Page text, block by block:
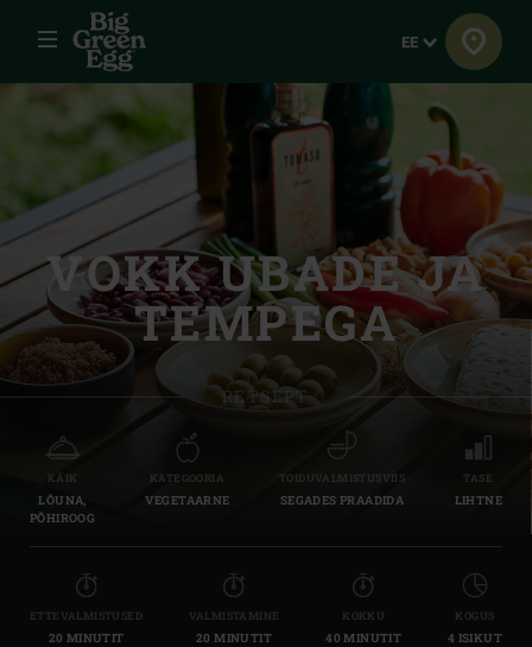
Menüü Keel
EE
VOKK UBADE JA
TEMPEGA
RETSEPT
KÄIK
LÕUNA,
PÕHIROOG
KATEGOORIA
VEGETAARNE
TOIDUVALMISTUSVIIS
SEGADES PRAADIDA
TASE
LIHTNE
ETTEVALMISTUSED
20 MINUTIT
VALMISTAMINE
20 MINUTIT
KOKKU
40 MINUTIT
KOGUS
4 ISIKUT